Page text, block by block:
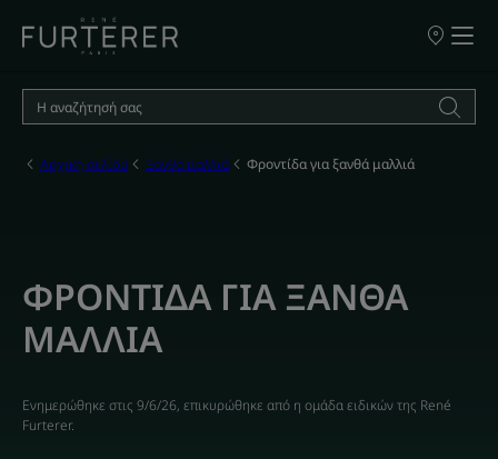
ΣΗΜΕΙΑ
ΜΑΣ
Αρχική σελίδα Ξανθά μαλλιά Φροντίδα για ξανθά μαλλιά
ΦΡΟΝΤΙΔΑ ΓΙΑ ΞΑΝΘΑ
ΜΑΛΛΙΑ
Ενημερώθηκε στις 9/6/26, επικυρώθηκε από η ομάδα ειδικών της René
Furterer.